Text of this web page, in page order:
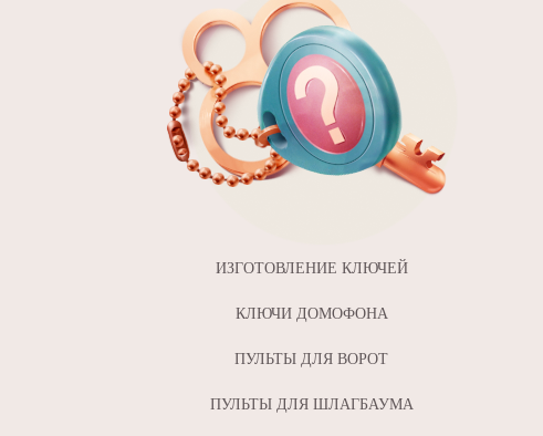
ИЗГОТОВЛЕНИЕ КЛЮЧЕЙ
КЛЮЧИ ДОМОФОНА
ПУЛЬТЫ ДЛЯ ВОРОТ
ПУЛЬТЫ ДЛЯ ШЛАГБАУМА